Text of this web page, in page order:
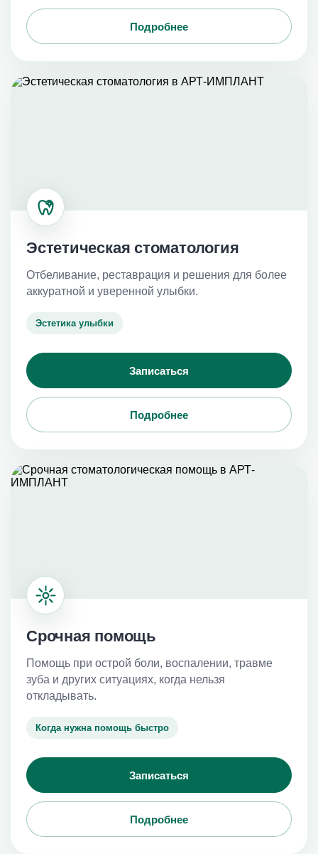
Подробнее
Эстетическая стоматология
Отбеливание, реставрация и решения для более
аккуратной и уверенной улыбки.
Эстетика улыбки
Записаться
Подробнее
Срочная помощь
Помощь при острой боли, воспалении, травме
зуба и других ситуациях, когда нельзя
откладывать.
Когда нужна помощь быстро
Записаться
Подробнее